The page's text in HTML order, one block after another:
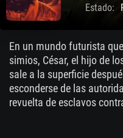
Estado:
En un mundo futurista
simios, César, el hijo de
sale a la superficie
esconderse de las
revuelta de esclavos